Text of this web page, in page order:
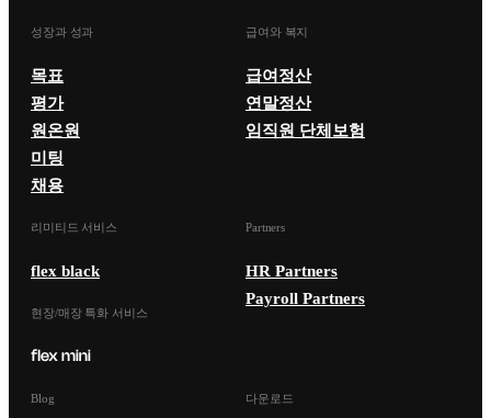
성장과 성과
목표
평가
원온원
미팅
채용
급여와 복지
급여정산
연말정산
임직원 단체보험
리미티드 서비스
flex black
현장/매장 특화 서비스
Partners
HR Partners
Payroll Partners
Blog 다운로드